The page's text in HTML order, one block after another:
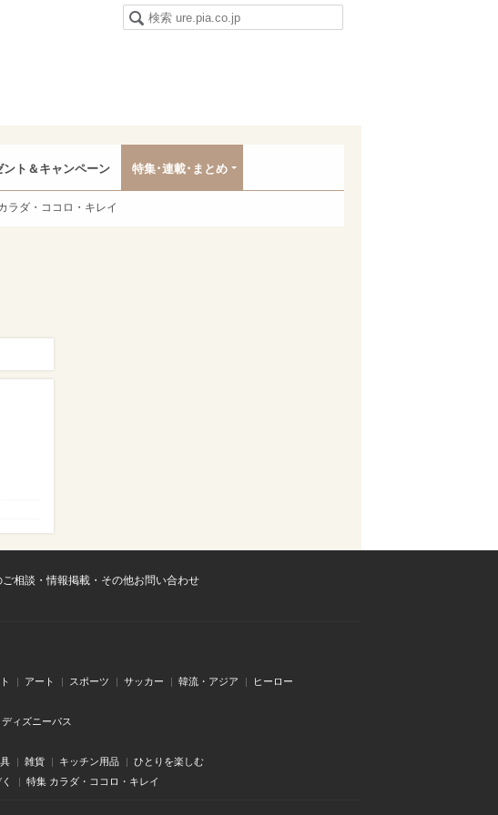
ント＆キャンペーン 特集･連載･まとめ
ラダ・ココロ・キレイ
相談・情報掲載・その他お問い合わせ
アート スポーツ サッカー 韓流・アジア ヒーロー
ディズニーパス
雑貨 キッチン用品 ひとりを楽しむ
特集 カラダ・ココロ・キレイ